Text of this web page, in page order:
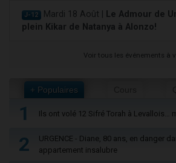
J-12 Mardi 18 Août |
Le Admour de
plein Kikar de Natanya à Alonzo!
Voir tous les événements à
+ Populaires
1 Ils ont volé 12 Sifré Torah à Levallois…
2
URGENCE - Diane, 80 ans, en danger
appartement insalubre